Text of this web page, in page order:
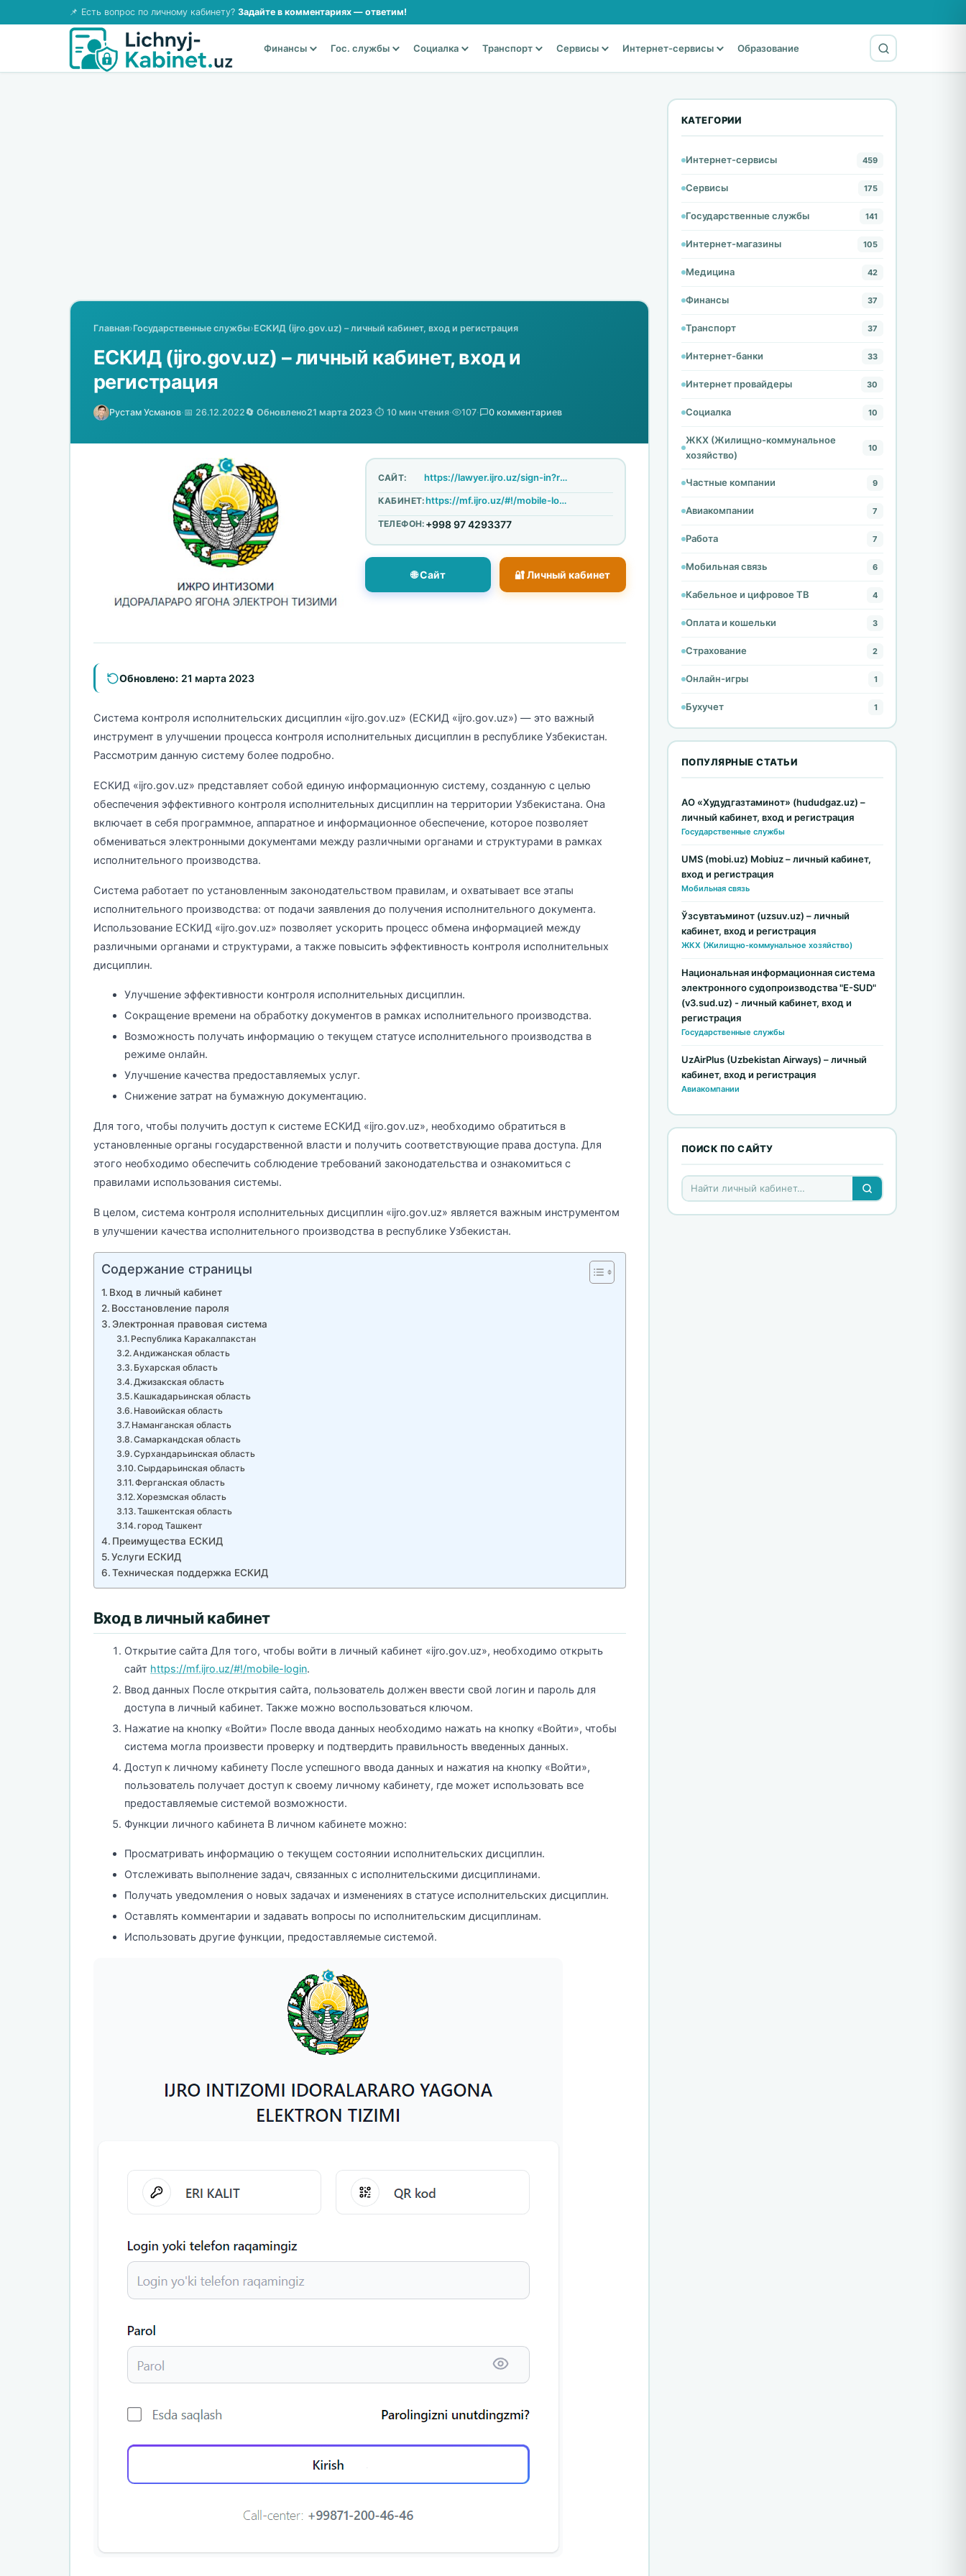
📌 Есть вопрос по личному кабинету? Задайте в комментариях — ответим!
Финансы Гос. службы Социалка Транспорт Сервисы Интернет-сервисы Образование
Главная›Государственные службы›ЕСКИД (ijro.gov.uz) – личный кабинет, вход и регистрация
ЕСКИД (ijro.gov.uz) – личный кабинет, вход и
регистрация
Рустам Усманов·📅 26.12.2022🔄 Обновлено21 марта 2023·⏱️ 10 мин чтения· 107· 0 комментариев
САЙТ: https://lawyer.ijro.uz/sign-in?redirectURL=%2Flawyer%2Fhome
КАБИНЕТ: https://mf.ijro.uz/#!/mobile-login
ТЕЛЕФОН: +998 97 4293377
🌐 Сайт 🔐 Личный кабинет
Обновлено: 21 марта 2023
Система контроля исполнительских дисциплин «ijro.gov.uz» (ЕСКИД «ijro.gov.uz») — это важный
инструмент в улучшении процесса контроля исполнительных дисциплин в республике Узбекистан.
Рассмотрим данную систему более подробно.
ЕСКИД «ijro.gov.uz» представляет собой единую информационную систему, созданную с целью
обеспечения эффективного контроля исполнительных дисциплин на территории Узбекистана. Она
включает в себя программное, аппаратное и информационное обеспечение, которое позволяет
обмениваться электронными документами между различными органами и структурами в рамках
исполнительного производства.
Система работает по установленным законодательством правилам, и охватывает все этапы
исполнительного производства: от подачи заявления до получения исполнительного документа.
Использование ЕСКИД «ijro.gov.uz» позволяет ускорить процесс обмена информацией между
различными органами и структурами, а также повысить эффективность контроля исполнительных
дисциплин.
Улучшение эффективности контроля исполнительных дисциплин.
Сокращение времени на обработку документов в рамках исполнительного производства.
Возможность получать информацию о текущем статусе исполнительного производства в
режиме онлайн.
Улучшение качества предоставляемых услуг.
Снижение затрат на бумажную документацию.
Для того, чтобы получить доступ к системе ЕСКИД «ijro.gov.uz», необходимо обратиться в
установленные органы государственной власти и получить соответствующие права доступа. Для
этого необходимо обеспечить соблюдение требований законодательства и ознакомиться с
правилами использования системы.
В целом, система контроля исполнительных дисциплин «ijro.gov.uz» является важным инструментом
в улучшении качества исполнительного производства в республике Узбекистан.
Содержание страницы
Вход в личный кабинет
Восстановление пароля
Электронная правовая система
Республика Каракалпакстан
Андижанская область
Бухарская область
Джизакская область
Кашкадарьинская область
Навоийская область
Наманганская область
Самаркандская область
Сурхандарьинская область
Сырдарьинская область
Ферганская область
Хорезмская область
Ташкентская область
город Ташкент
Преимущества ЕСКИД
Услуги ЕСКИД
Техническая поддержка ЕСКИД
Вход в личный кабинет
Открытие сайта Для того, чтобы войти в личный кабинет «ijro.gov.uz», необходимо открыть
сайт https://mf.ijro.uz/#!/mobile-login.
Ввод данных После открытия сайта, пользователь должен ввести свой логин и пароль для
доступа в личный кабинет. Также можно воспользоваться ключом.
Нажатие на кнопку «Войти» После ввода данных необходимо нажать на кнопку «Войти», чтобы
система могла произвести проверку и подтвердить правильность введенных данных.
Доступ к личному кабинету После успешного ввода данных и нажатия на кнопку «Войти»,
пользователь получает доступ к своему личному кабинету, где может использовать все
предоставляемые системой возможности.
Функции личного кабинета В личном кабинете можно:
Просматривать информацию о текущем состоянии исполнительских дисциплин.
Отслеживать выполнение задач, связанных с исполнительскими дисциплинами.
Получать уведомления о новых задачах и изменениях в статусе исполнительских дисциплин.
Оставлять комментарии и задавать вопросы по исполнительским дисциплинам.
Использовать другие функции, предоставляемые системой.
КАТЕГОРИИ
Интернет-сервисы 459
Сервисы 175
Государственные службы 141
Интернет-магазины 105
Медицина 42
Финансы 37
Транспорт 37
Интернет-банки 33
Интернет провайдеры 30
Социалка 10
ЖКХ (Жилищно-коммунальное
хозяйство)
10
Частные компании 9
Авиакомпании 7
Работа 7
Мобильная связь 6
Кабельное и цифровое ТВ 4
Оплата и кошельки 3
Страхование 2
Онлайн-игры 1
Бухучет 1
ПОПУЛЯРНЫЕ СТАТЬИ
АО «Худудгазтаминот» (hududgaz.uz) –
личный кабинет, вход и регистрация
Государственные службы
UMS (mobi.uz) Mobiuz – личный кабинет,
вход и регистрация
Мобильная связь
Ўзсувтаъминот (uzsuv.uz) – личный
кабинет, вход и регистрация
ЖКХ (Жилищно-коммунальное хозяйство)
Национальная информационная система
электронного судопроизводства "E-SUD"
(v3.sud.uz) - личный кабинет, вход и
регистрация
Государственные службы
UzAirPlus (Uzbekistan Airways) – личный
кабинет, вход и регистрация
Авиакомпании
ПОИСК ПО САЙТУ